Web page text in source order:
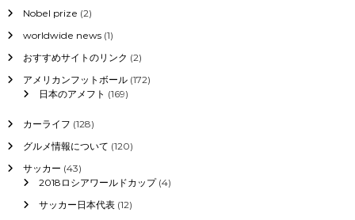
Nobel prize (2)
worldwide news(1)
おすすめサイトのリンク (2)
アメリカンフットボール(172)
日本のアメフト (169)
カーライフ (128)
グルメ情報について (120)
サッカー (43)
2018ロシアワールドカップ(4)
サッカー日本代表(12)